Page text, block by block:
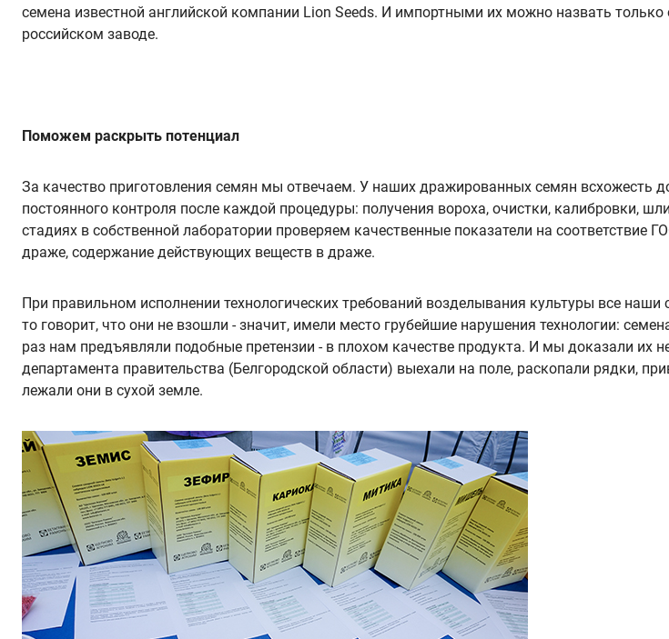
семена известной английской компании Lion Seeds. И импортными их можно назвать
российском заводе.
Поможем раскрыть потенциал
За качество приготовления семян мы отвечаем. У наших дражированных семян всхожесть
постоянного контроля после каждой процедуры: получения вороха, очистки, калибровки,
стадиях в собственной лаборатории проверяем качественные показатели на соответствие
драже, содержание действующих веществ в драже.
При правильном исполнении технологических требований возделывания культуры все
то говорит, что они не взошли - значит, имели место грубейшие нарушения технологии:
раз нам предъявляли подобные претензии - в плохом качестве продукта. И мы доказали их
департамента правительства (Белгородской области) выехали на поле, раскопали рядки,
лежали они в сухой земле.